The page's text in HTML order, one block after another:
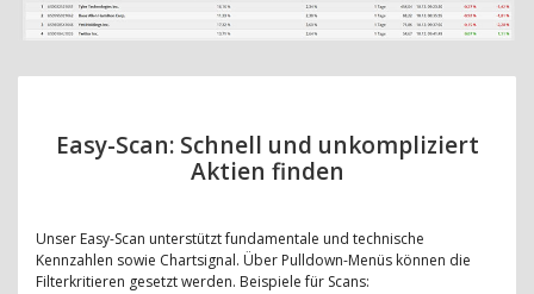
Easy-Scan: Schnell und unkompliziert
Aktien finden
Unser Easy-Scan unterstützt fundamentale und technische
Kennzahlen sowie Chartsignal. Über Pulldown-Menüs können die
Filterkritieren gesetzt werden. Beispiele für Scans: